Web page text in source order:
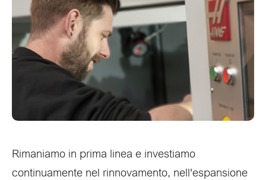
Rimaniamo in prima linea e investiamo
continuamente nel rinnovamento, nell'espansione